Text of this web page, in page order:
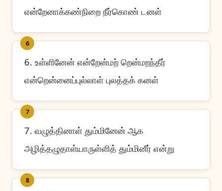
என்றேனாக்கண்நிறை நீர்கொண் டனள்
6
6. உள்ளினேன் என்றேன்மற் றென்மறந்தீர்
என்றென்னைப்புல்லாள் புலத்தக் கனள்
7
7. வழுத்தினாள் தும்மினேன் ஆக
அழித்தழுதாள்யாருள்ளித் தும்மினீர் என்று
8